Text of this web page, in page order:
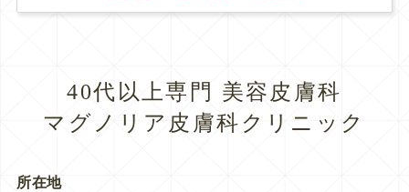
40代以上専門 美容皮膚科
マグノリア皮膚科クリニック
所在地